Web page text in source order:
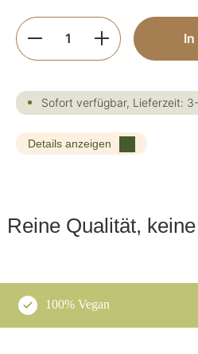
Produkt Anzahl: Gib
Sofort verfügbar, Lieferzeit:
Details anzeigen
Reine Qualität,
100% Vegan